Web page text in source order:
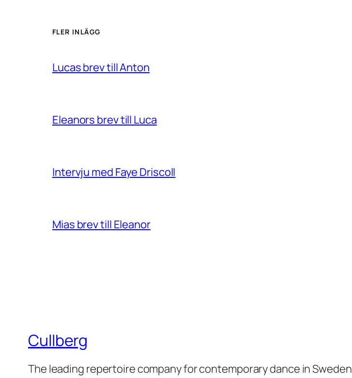
FLER INLÄGG
Lucas brev till Anton
Eleanors brev till Luca
Intervju med Faye Driscoll
Mias brev till Eleanor
Cullberg
The leading repertoire company for contemporary dance in Sweden